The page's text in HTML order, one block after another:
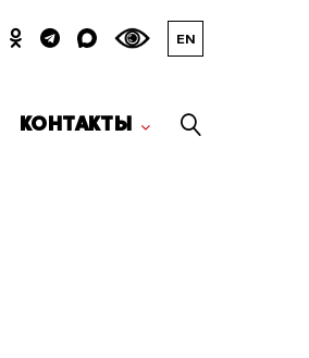
EN
КОНТАКТЫ